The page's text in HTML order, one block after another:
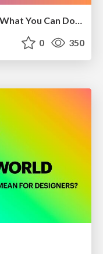
Why Your Marketing Sucks and What You Can Do About It - Sophie Logan
0 350